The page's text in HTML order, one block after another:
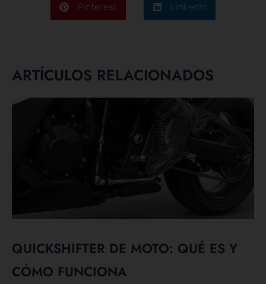
Pinterest LinkedIn
ARTÍCULOS RELACIONADOS
QUICKSHIFTER DE MOTO: QUÉ ES Y
CÓMO FUNCIONA